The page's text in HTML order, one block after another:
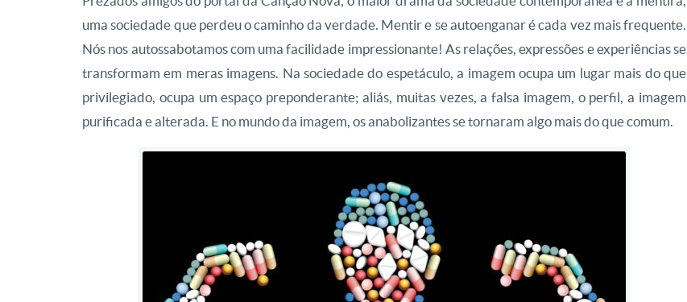
uma sociedade que perdeu o caminho da verdade. Mentir e se autoenganar é cada vez mais frequente.
Nós nos autossabotamos com uma facilidade impressionante! As relações, expressões e experiências se
transformam em meras imagens. Na sociedade do espetáculo, a imagem ocupa um lugar mais do que
privilegiado, ocupa um espaço preponderante; aliás, muitas vezes, a falsa imagem, o perfil, a imagem
purificada e alterada. E no mundo da imagem, os anabolizantes se tornaram algo mais do que comum.